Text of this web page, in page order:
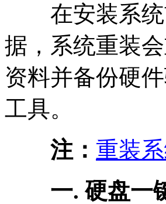
在安装系统
据，系统重装
资料并备份硬
工具。
注： 重装
一. 硬盘一